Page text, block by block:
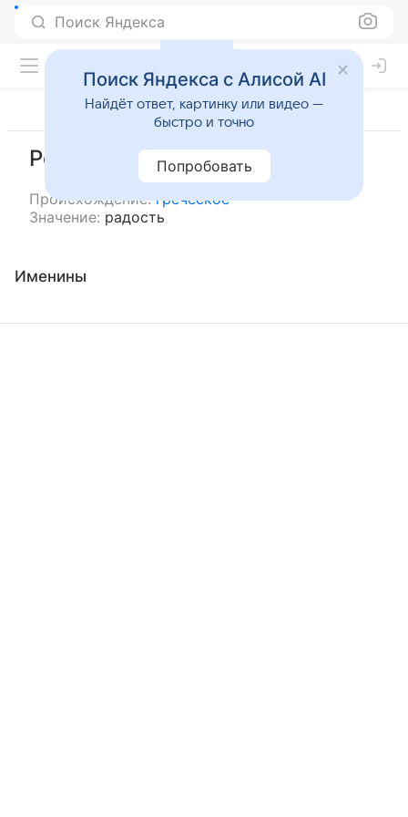
Поиск Яндекса
Росина
Происхождение: греческое
Значение: радость
Именины
Поиск Яндекса с Алисой AI
Найдёт ответ, картинку или видео —
быстро и точно
Попробовать